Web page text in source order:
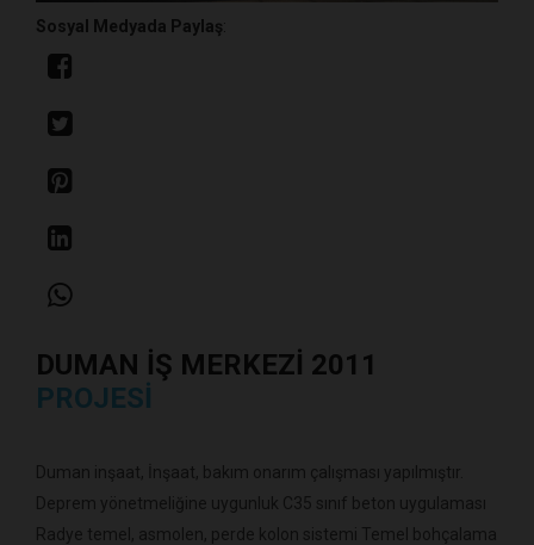
Sosyal Medyada Paylaş:
DUMAN İŞ MERKEZI 2011
PROJESI
Duman inşaat, İnşaat, bakım onarım çalışması yapılmıştır.
Deprem yönetmeliğine uygunluk C35 sınıf beton uygulaması
Radye temel, asmolen, perde kolon sistemi Temel bohçalama